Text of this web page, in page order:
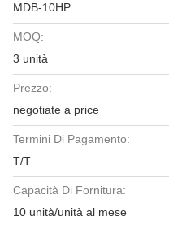
MDB-10HP
MOQ:
3 unità
Prezzo:
negotiate a price
Termini Di Pagamento:
T/T
Capacità Di Fornitura:
10 unità/unità al mese